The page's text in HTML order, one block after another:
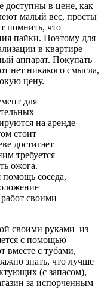
доступны в цене, как
малый вес, просты
помнить, что
пайки. Поэтому для
в квартире
аппарат. Покупать
нет никакого смысла,
цену.
для
на аренде
стоит
достигает
требуется
ожога.
соседа,
своими
своими руками из
с помощью
вместе с тубами,
знать, что лучше
(с запасом),
за испорченным